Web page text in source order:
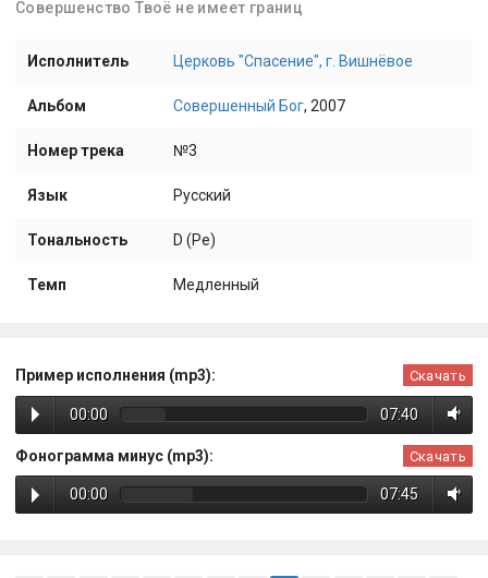
Совершенство Твоё не имеет границ
Исполнитель Церковь "Спасение", г. Вишнёвое
Альбом Совершенный Бог, 2007
Номер трека №3
Язык Русский
Тональность D (Ре)
Темп Медленный
Пример исполнения (mp3): Скачать
00:00 07:40
Фонограмма минус (mp3): Скачать
00:00 07:45